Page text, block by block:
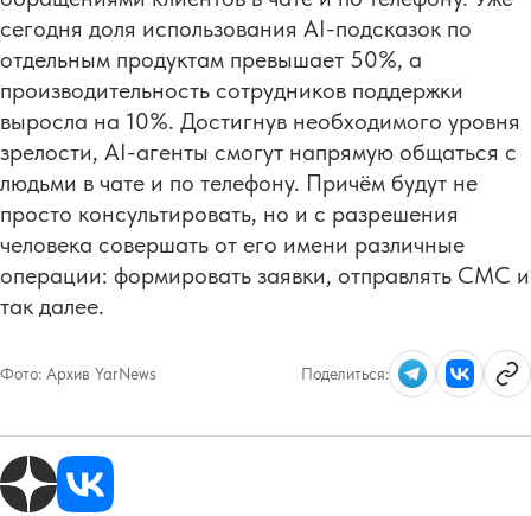
сегодня доля использования AI-подсказок по
отдельным продуктам превышает 50%, а
производительность сотрудников поддержки
выросла на 10%. Достигнув необходимого уровня
зрелости, AI-агенты смогут напрямую общаться с
людьми в чате и по телефону. Причём будут не
просто консультировать, но и с разрешения
человека совершать от его имени различные
операции: формировать заявки, отправлять СМС и
так далее.
Фото: Архив YarNews Поделиться: